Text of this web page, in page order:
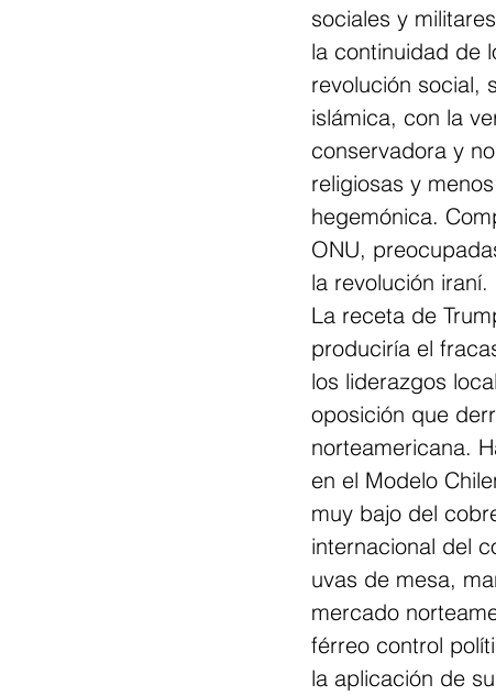
sociales y
la continuidad de
revolución social,
islámica, con la
conservadora y
religiosas y
hegemónica.
ONU,
la revolución iraní.
La receta de
produciría el
los liderazgos
oposición que
norteamericana.
en el Modelo
muy bajo del
internacional del
uvas de mesa,
mercado
férreo control
la aplicación de